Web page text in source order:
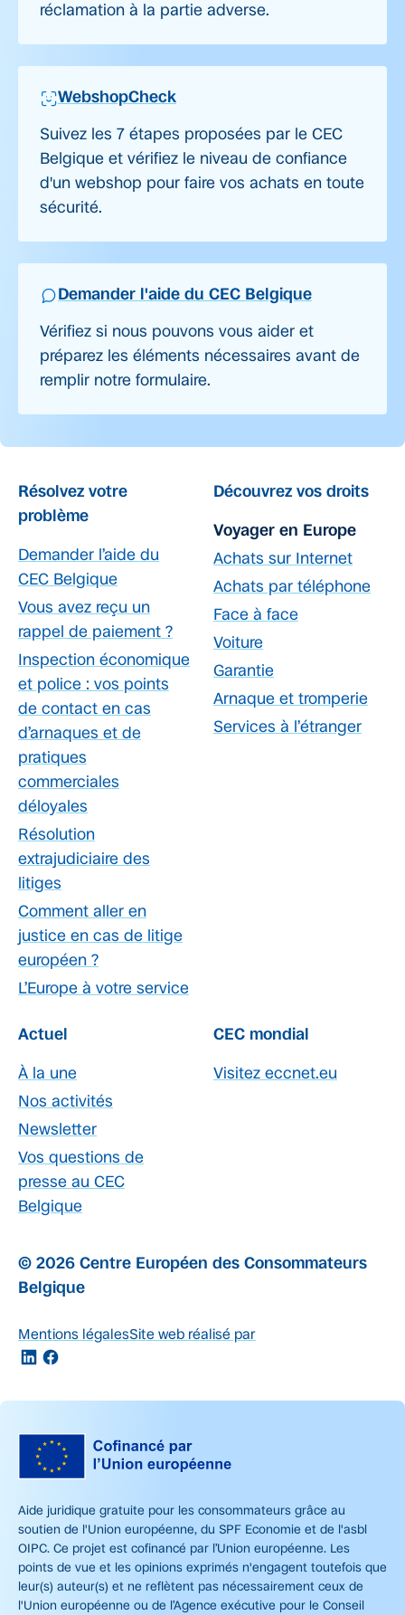
réclamation à la partie adverse.
WebshopCheck
Suivez les 7 étapes proposées par le CEC
Belgique et vérifiez le niveau de confiance
d'un webshop pour faire vos achats en toute
sécurité.
Demander l'aide du CEC Belgique
Vérifiez si nous pouvons vous aider et
préparez les éléments nécessaires avant de
remplir notre formulaire.
Résolvez votre
problème
Demander l’aide du
CEC Belgique
Vous avez reçu un
rappel de paiement ?
Inspection économique
et police : vos points
de contact en cas
d’arnaques et de
pratiques
commerciales
déloyales
Résolution
extrajudiciaire des
litiges
Comment aller en
justice en cas de litige
européen ?
L’Europe à votre service
Découvrez vos droits
Voyager en Europe
Achats sur Internet
Achats par téléphone
Face à face
Voiture
Garantie
Arnaque et tromperie
Services à l’étranger
Actuel
À la une
Nos activités
Newsletter
Vos questions de
presse au CEC
Belgique
CEC mondial
Visitez eccnet.eu
© 2026 Centre Européen des Consommateurs
Belgique
Mentions légalesSite web réalisé par
Aide juridique gratuite pour les consommateurs grâce au
soutien de l'Union européenne, du SPF Economie et de l'asbl
OIPC. Ce projet est cofinancé par l’Union européenne. Les
points de vue et les opinions exprimés n'engagent toutefois que
leur(s) auteur(s) et ne reflètent pas nécessairement ceux de
l'Union européenne ou de l’Agence exécutive pour le Conseil